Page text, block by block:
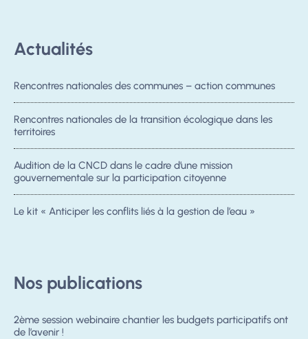
Actualités
Rencontres nationales des communes – action communes
Rencontres nationales de la transition écologique dans les
territoires
Audition de la CNCD dans le cadre d’une mission
gouvernementale sur la participation citoyenne
Le kit « Anticiper les conflits liés à la gestion de l’eau »
Nos publications
2ème session webinaire chantier les budgets participatifs ont
de l’avenir !